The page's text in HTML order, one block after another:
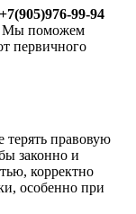
+7(905)976-99-94
Мы поможем
первичного
терять правовую
законно и
корректно
особенно при